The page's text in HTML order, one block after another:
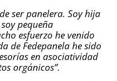
ser panelera. Soy hija
pequeña
esfuerzo he venido
de Fedepanela he sido
en asociatividad
orgánicos”.